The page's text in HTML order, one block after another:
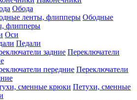
Обода
Ободные
флипперы
Оси
Педали
Переключатели
Переключатели
Петухи, сменные